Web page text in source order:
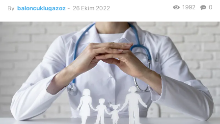
By baloncuklugazoz - 26 Ekim 2022 0
1992